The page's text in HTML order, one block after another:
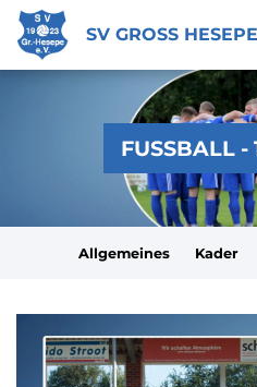
SV GROSS HESEPE
FUSSBALL -
Allgemeines Kader